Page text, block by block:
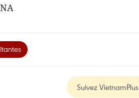
Suivez VietnamPlus